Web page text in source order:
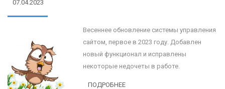
07.04.2023
Весеннее обновление системы управления
сайтом, первое в 2023 году. Добавлен
новый функционал и исправлены
некоторые недочеты в работе.
ПОДРОБНЕЕ